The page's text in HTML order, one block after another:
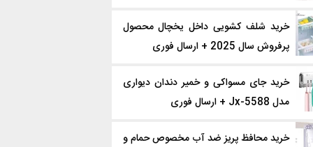
خرید شلف کشویی داخل یخچال محصول
پرفروش سال 2025 + ارسال فوری
خرید جای مسواکی و خمیر دندان دیواری
مدل Jx-5588 + ارسال فوری
خرید محافظ پریز ضد آب مخصوص حمام و